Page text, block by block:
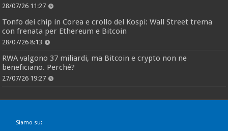
28/07/26 11:27
Tonfo dei chip in Corea e crollo del Kospi: Wall Street trema
con frenata per Ethereum e Bitcoin
28/07/26 8:13
RWA valgono 37 miliardi, ma Bitcoin e crypto non ne
beneficiano. Perché?
27/07/26 19:27
Siamo su: